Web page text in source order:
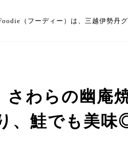
（フーディー）は、三越伊勢丹
さわらの幽庵
、鮭でも美